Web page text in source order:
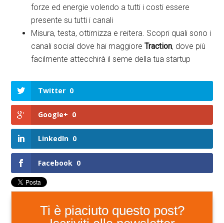
forze ed energie volendo a tutti i costi essere
presente su tutti i canali
Misura, testa, ottimizza e reitera. Scopri quali sono i
canali social dove hai maggioreTraction, dove più
facilmente attecchirà il seme della tua startup
Twitter 0
Google+ 0
LinkedIn 0
Facebook 0
Ti è piaciuto questo post?